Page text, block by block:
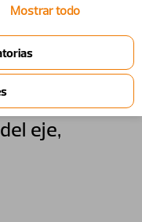
oscilación
eje,​
Mostrar todo